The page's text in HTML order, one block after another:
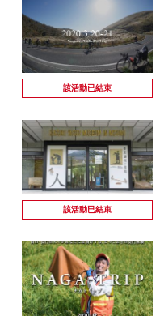
該活動已結束
該活動已結束